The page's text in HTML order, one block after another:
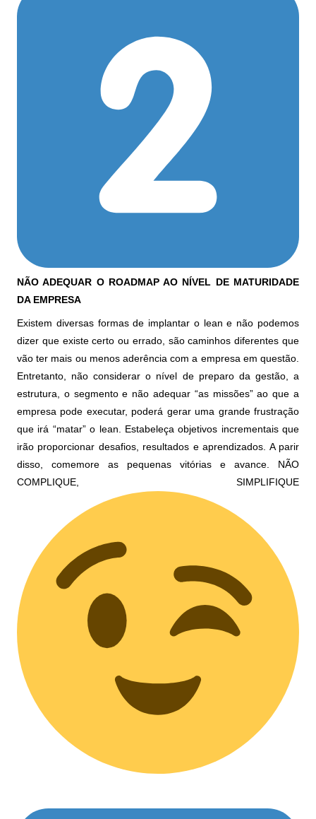
NÃO ADEQUAR O ROADMAP AO NÍVEL DE MATURIDADE
DA EMPRESA
Existem diversas formas de implantar o lean e não podemos
dizer que existe certo ou errado, são caminhos diferentes que
vão ter mais ou menos aderência com a empresa em questão.
Entretanto, não considerar o nível de preparo da gestão, a
estrutura, o segmento e não adequar “as missões” ao que a
empresa pode executar, poderá gerar uma grande frustração
que irá “matar” o lean. Estabeleça objetivos incrementais que
irão proporcionar desafios, resultados e aprendizados. A parir
disso, comemore as pequenas vitórias e avance. NÃO
COMPLIQUE, SIMPLIFIQUE